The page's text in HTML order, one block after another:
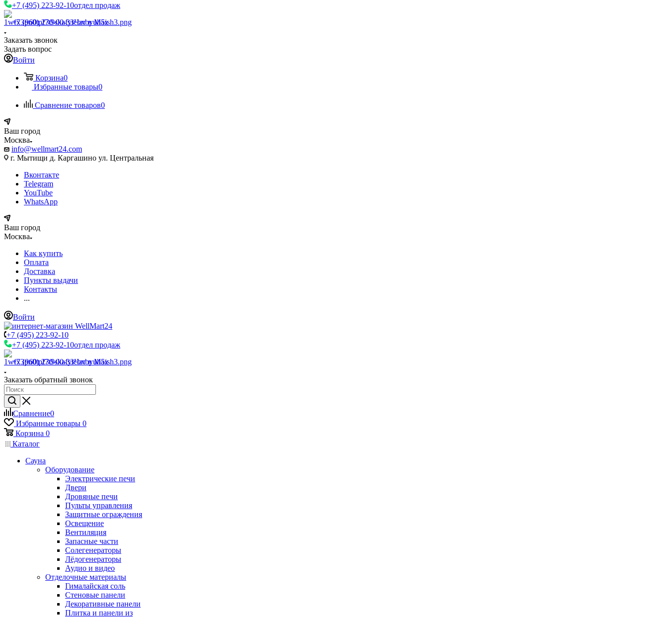
+7 (495) 223-92-10отдел продаж
+7 (960) 230-00-33Чат в Max
Заказать звонок
Задать вопрос
Войти
Корзина0
Избранные товары0
Сравнение товаров0
Ваш город
Москва
info@wellmart24.com
г. Мытищи д. Каргашино ул. Центральная
Вконтакте
Telegram
YouTube
WhatsApp
Ваш город
Москва
Как купить
Оплата
Доставка
Пункты выдачи
Контакты
...
Войти
+7 (495) 223-92-10
+7 (495) 223-92-10отдел продаж
+7 (960) 230-00-33Чат в Max
Заказать обратный звонок
Сравнение0
Избранные товары 0
Корзина 0
Каталог
Сауна
Оборудование
Электрические печи
Двери
Дровяные печи
Пульты управления
Защитные ограждения
Освещение
Вентиляция
Запасные части
Солегенераторы
Лёдогенераторы
Аудио и видео
Отделочные материалы
Гималайская соль
Стеновые панели
Декоративные панели
Плитка и панели из